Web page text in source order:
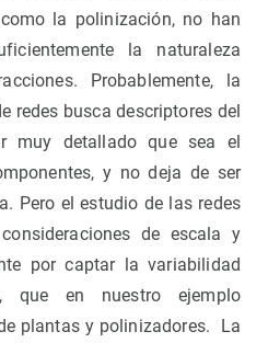
la polinización, no han
la naturaleza
Probablemente, la
redes busca descriptores del
muy detallado que sea el
y no deja de ser
Pero el estudio de las redes
de escala y
por captar la variabilidad
que en nuestro ejemplo
plantas y polinizadores. La